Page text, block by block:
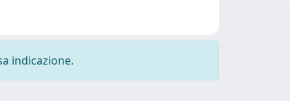
indicazione.